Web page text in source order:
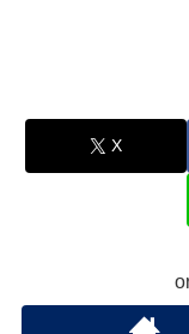
X